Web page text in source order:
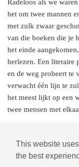
This website
the best
Radeloos als we
het om twee mannen
met zulk zwaar
van die boeken die je
het einde
herlezen. Een literaire
en de weg probeert te
verwacht één lijn te
het meest lijkt op een
twee mensen met